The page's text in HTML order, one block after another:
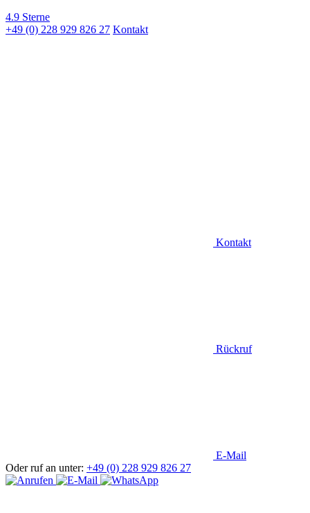
4.9 Sterne
+49 (0) 228 929 826 27 Kontakt
Kontakt
Rückruf
E-Mail
Oder ruf an unter: +49 (0) 228 929 826 27